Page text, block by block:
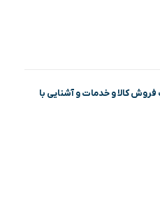
کالا و خدمات و آشنایی با